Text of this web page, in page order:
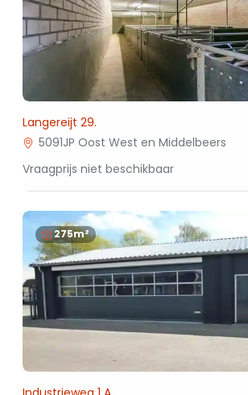
Langereijt 29.
5091JP Oost West en Middelbeers
Vraagprijs niet beschikbaar
275m²